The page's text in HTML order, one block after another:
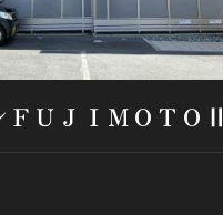
から探す
から探す
ＦＵＪＩＭＯＴＯⅡ